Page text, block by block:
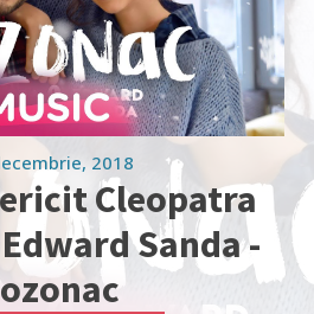
2018
Cleopatra
Sanda -